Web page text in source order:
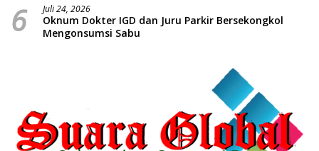
6 Juli 24, 2026
Oknum Dokter IGD dan Juru Parkir Bersekongkol
Mengonsumsi Sabu